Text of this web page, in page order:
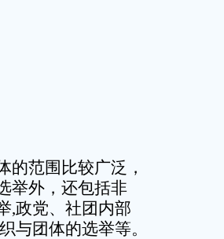
的范围比较广泛，
举外，还包括非
,政党、社团内部
与团体的选举等。